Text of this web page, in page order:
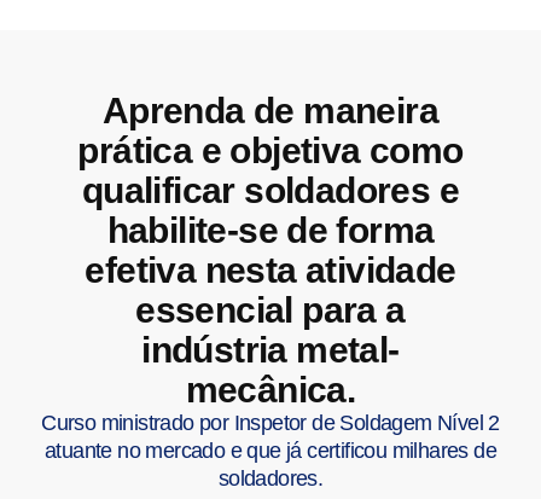
Aprenda de maneira
prática e objetiva como
qualificar soldadores e
habilite-se de forma
efetiva nesta atividade
essencial para a
indústria metal-
mecânica.
Curso ministrado por Inspetor de Soldagem Nível 2
atuante no mercado e que já certificou milhares de
soldadores.